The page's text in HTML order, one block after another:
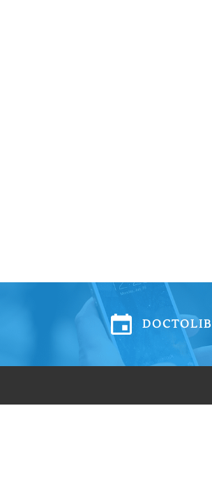
DOCTOLIB